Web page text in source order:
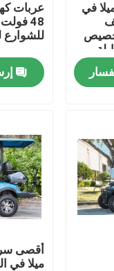
سرعة 30 ميلا في
عربات
ميلا في